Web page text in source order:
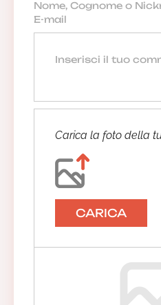
Carica la foto della
CARICA